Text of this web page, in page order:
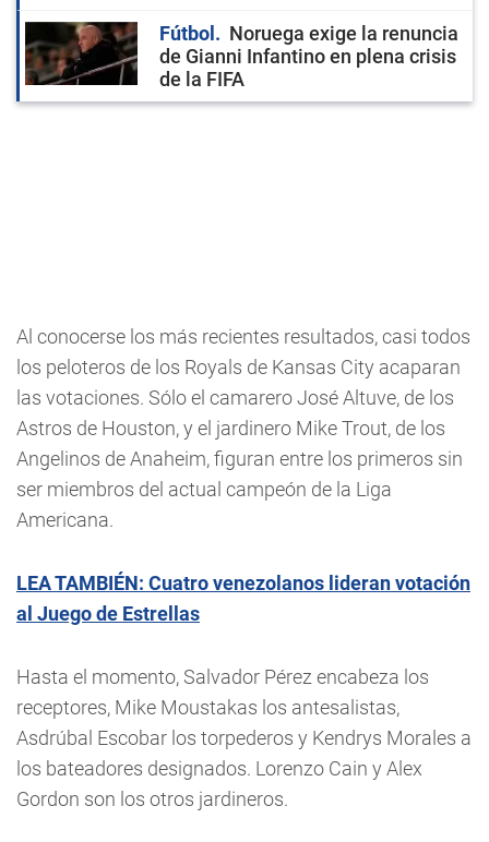
Fútbol
Noruega exige la renuncia
de Gianni Infantino en plena crisis
de la FIFA
Al conocerse los más recientes resultados, casi todos
los peloteros de los Royals de Kansas City acaparan
las votaciones. Sólo el camarero José Altuve, de los
Astros de Houston, y el jardinero Mike Trout, de los
Angelinos de Anaheim, figuran entre los primeros sin
ser miembros del actual campeón de la Liga
Americana.
LEA TAMBIÉN: Cuatro venezolanos lideran votación
al Juego de Estrellas
Hasta el momento, Salvador Pérez encabeza los
receptores, Mike Moustakas los antesalistas,
Asdrúbal Escobar los torpederos y Kendrys Morales a
los bateadores designados. Lorenzo Cain y Alex
Gordon son los otros jardineros.